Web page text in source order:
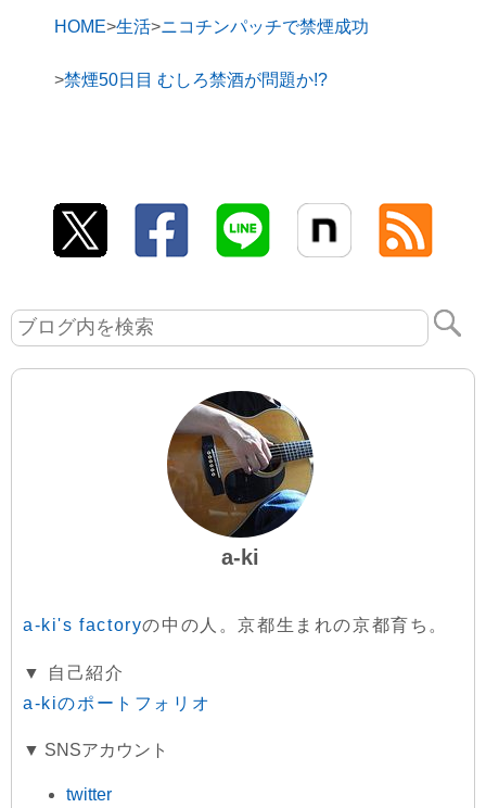
HOME 生活 ニコチンパッチで禁煙成功
禁煙50日目 むしろ禁酒が問題か!?
a-ki
a-ki's factoryの中の人。京都生まれの京都育ち。
▼ 自己紹介
a-kiのポートフォリオ
▼ SNSアカウント
twitter